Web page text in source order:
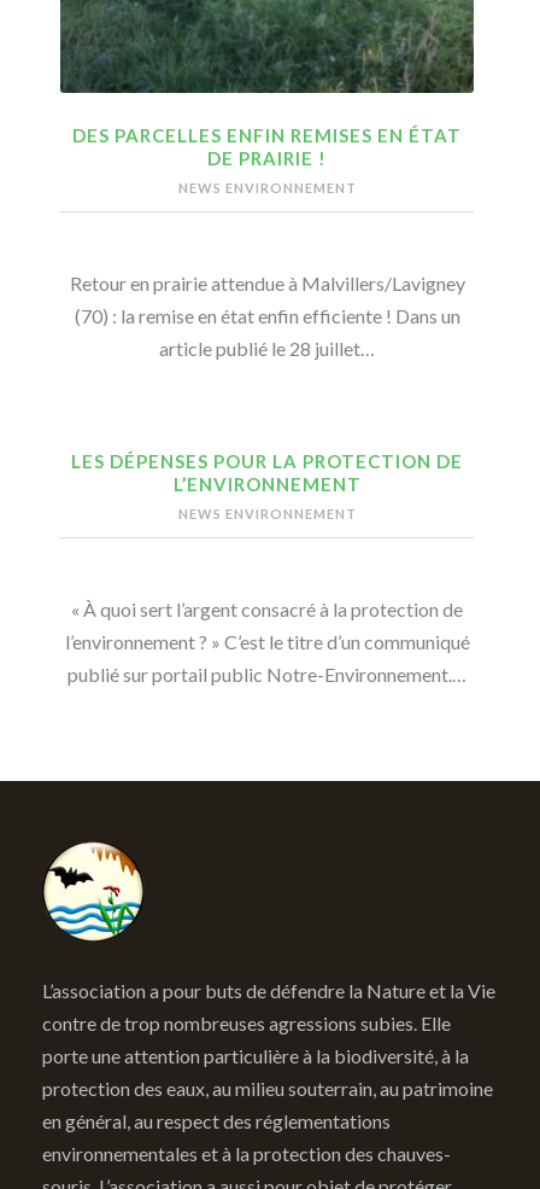
DES PARCELLES ENFIN REMISES EN ÉTAT
DE PRAIRIE !
NEWS ENVIRONNEMENT
Retour en prairie attendue à Malvillers/Lavigney
(70) : la remise en état enfin efficiente ! Dans un
article publié le 28 juillet…
LES DÉPENSES POUR LA PROTECTION DE
L’ENVIRONNEMENT
NEWS ENVIRONNEMENT
« À quoi sert l’argent consacré à la protection de
l’environnement ? » C’est le titre d’un communiqué
publié sur portail public Notre-Environnement.…
L’association a pour buts de défendre la Nature et la Vie
contre de trop nombreuses agressions subies. Elle
porte une attention particulière à la biodiversité, à la
protection des eaux, au milieu souterrain, au patrimoine
en général, au respect des réglementations
environnementales et à la protection des chauves-